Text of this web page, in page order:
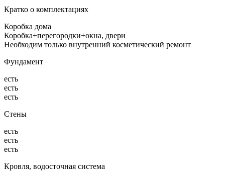
Кратко о комплектациях
Коробка дома
Коробка+перегородки+окна, двери
Необходим только внутренний косметический ремонт
Фундамент
есть
есть
есть
Стены
есть
есть
есть
Кровля, водосточная система